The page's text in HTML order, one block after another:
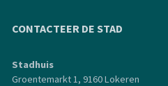
CONTACTEER DE STAD
Stadhuis
Groentemarkt 1, 9160 Lokeren